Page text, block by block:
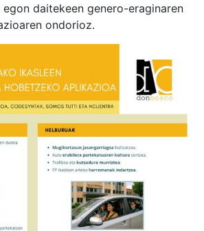
daitekeen genero-eraginaren
ondorioz.